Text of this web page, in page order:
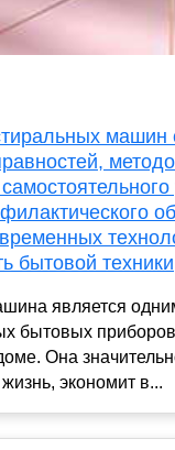
машин
бытовой техники
является
бытовых
Она
экономит в...